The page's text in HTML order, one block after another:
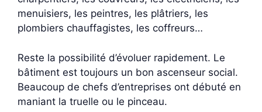
menuisiers, les peintres, les plâtriers, les
plombiers chauffagistes, les coffreurs…
Reste la possibilité d’évoluer rapidement. Le
bâtiment est toujours un bon ascenseur social.
Beaucoup de chefs d’entreprises ont débuté en
maniant la truelle ou le pinceau.